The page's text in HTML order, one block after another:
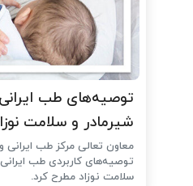
توصیه‌های طب
شیرمادر و سلامت
معاون تعالی مرکز طب ایرانی
توصیه‌های کاربردی طب
سلامت نوزاد مطرح کرد.